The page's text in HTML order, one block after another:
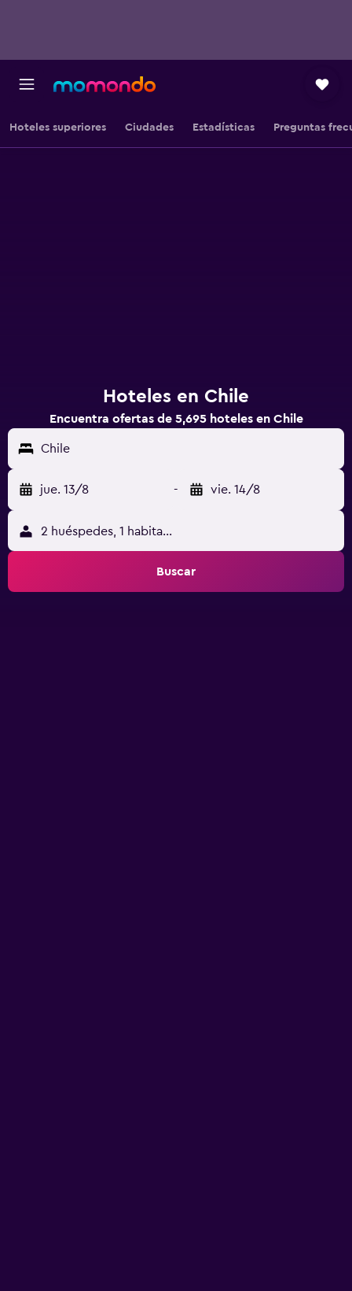
Hoteles superiores Ciudades Estadísticas Preguntas
Hoteles en Chile
Encuentra ofertas de 5,695 hoteles en Chile
Chile
jue. 13/8 - vie. 14/8
2 huéspedes, 1 habitación
Buscar